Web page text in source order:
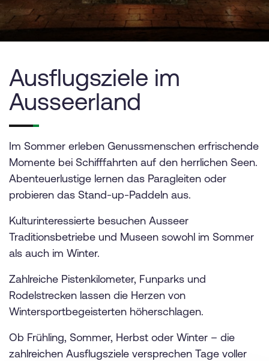
Ausflugsziele im
Ausseerland
Im Sommer erleben Genussmenschen erfrischende
Momente bei Schifffahrten auf den herrlichen Seen.
Abenteuerlustige lernen das Paragleiten oder
probieren das Stand-up-Paddeln aus.
Kulturinteressierte besuchen Ausseer
Traditionsbetriebe und Museen sowohl im Sommer
als auch im Winter.
Zahlreiche Pistenkilometer, Funparks und
Rodelstrecken lassen die Herzen von
Wintersportbegeisterten höherschlagen.
Ob Frühling, Sommer, Herbst oder Winter – die
zahlreichen Ausflugsziele versprechen Tage voller